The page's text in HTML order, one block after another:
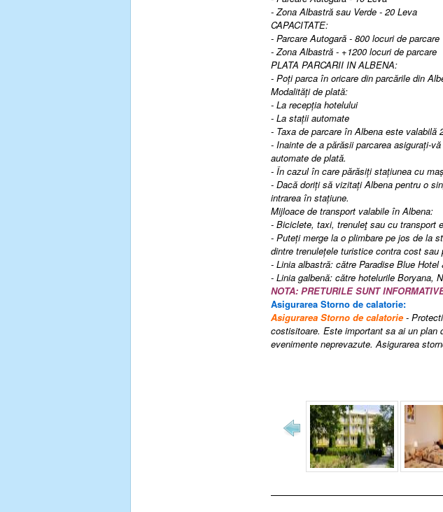
- Zona Albastră sau Verde - 20 Leva
CAPACITATE:
- Parcare Autogară - 800 locuri de parcare
- Zona Albastră - +1200 locuri de parcare
PLATA PARCARII IN ALBENA:
- Poți parca în oricare din parcările din
Modalități de plată:
- La recepția hotelului
- La stații automate
- Taxa de parcare în Albena este valabilă
- Inainte de a părăsii parcarea asigurați-
automate de plată.
- În cazul în care părăsiți stațiunea cu
- Dacă doriți să vizitați Albena pentru o
intrarea în stațiune.
Mijloace de transport valabile în Albena:
- Biciclete, taxi, trenuleţ sau cu transport
- Puteți merge la o plimbare pe jos de la
dintre trenulețele turistice contra cost
- Linia albastră: către Paradise Blue
- Linia galbenă: către hotelurile Boryana,
NOTA: PRETURILE SUNT
Asigurarea Storno de calatorie:
Asigurarea Storno de calatorie-
costisitoare. Este important sa ai un
evenimente neprevazute. Asigurarea